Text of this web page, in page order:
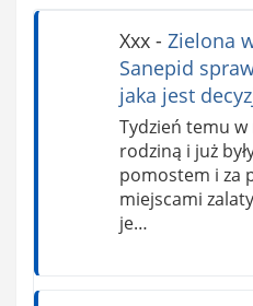
Xxx- Zielona
Sanepid
jaka jest
Tydzień temu
rodziną i już
pomostem i za
miejscami
je…